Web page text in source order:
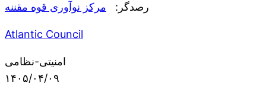
رصدگر: مرکز نوآوری قوه مقننه
Atlantic Council
امنیتی-نظامی
۱۴۰۵/۰۴/۰۹